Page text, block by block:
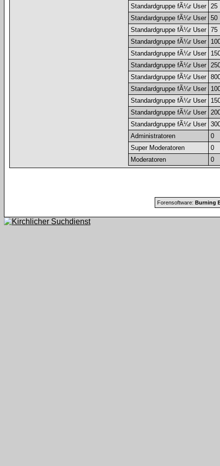
Standardgruppe fÃ¼r User
25
Standardgruppe fÃ¼r User
50
Standardgruppe fÃ¼r User
75
Standardgruppe fÃ¼r User
Standardgruppe fÃ¼r User
Standardgruppe fÃ¼r User
Standardgruppe fÃ¼r User
Standardgruppe fÃ¼r User
Standardgruppe fÃ¼r User
Standardgruppe fÃ¼r User
Standardgruppe fÃ¼r User
Administratoren
0
Super Moderatoren
0
Moderatoren
0
Forensoftware: Burning